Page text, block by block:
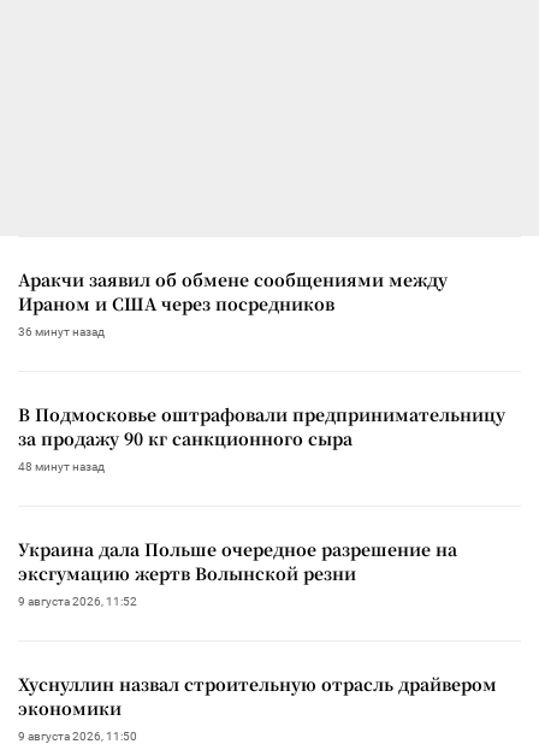
Аракчи заявил об обмене сообщениями между
Ираном и США через посредников
36 минут назад
В Подмосковье оштрафовали предпринимательницу
за продажу 90 кг санкционного сыра
48 минут назад
Украина дала Польше очередное разрешение на
эксгумацию жертв Волынской резни
9 августа 2026, 11:52
Хуснуллин назвал строительную отрасль драйвером
экономики
9 августа 2026, 11:50